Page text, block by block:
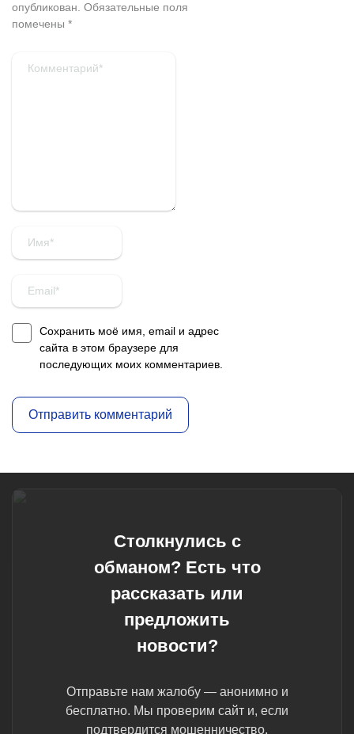
опубликован. Обязательные поля
помечены *
Сохранить моё имя, email и адрес
сайта в этом браузере для
последующих моих комментариев.
Столкнулись с
обманом? Есть что
рассказать или
предложить
новости?
Отправьте нам жалобу — анонимно и
бесплатно. Мы проверим сайт и, если
подтвердится мошенничество,